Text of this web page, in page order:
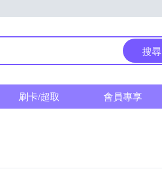
搜尋
刷卡/超取 會員專享